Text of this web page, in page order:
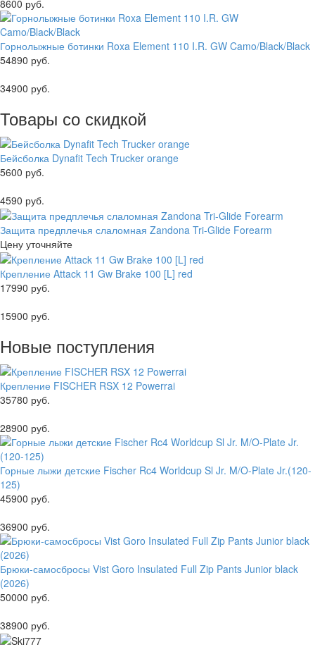
8600 руб.
Горнолыжные ботинки Roxa Element 110 I.R. GW Camo/Black/Black
54890 руб.
34900 руб.
Товары со скидкой
Бейсболка Dynafit Tech Trucker orange
5600 руб.
4590 руб.
Защита предплечья слаломная Zandona Tri-Glide Forearm
Цену уточняйте
Крепление Attack 11 Gw Brake 100 [L] red
17990 руб.
15900 руб.
Новые поступления
Крепление FISCHER RSX 12 Powerrai
35780 руб.
28900 руб.
Горные лыжи детские Fischer Rc4 Worldcup Sl Jr. M/O-Plate Jr.(120-
125)
45900 руб.
36900 руб.
Брюки-самосбросы Vist Goro Insulated Full Zip Pants Junior black
(2026)
50000 руб.
38900 руб.